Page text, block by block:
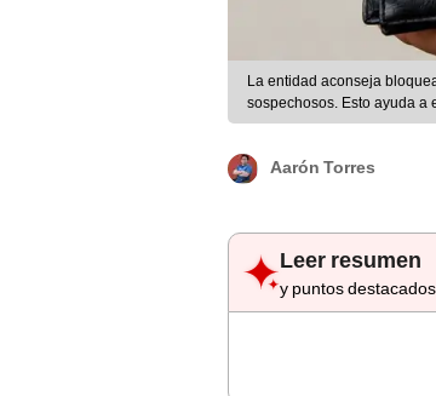
La entidad aconseja
sospechosos. Esto ayuda a
Aarón Torres
Leer resumen
y puntos